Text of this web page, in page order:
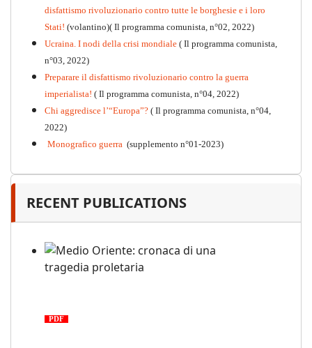
disfattismo rivoluzionario contro tutte le borghesie e i loro
Stati! (volantino)( Il programma comunista, n°02, 2022)
Ucraina. I nodi della crisi mondiale ( Il programma comunista,
n°03, 2022)
Preparare il disfattismo rivoluzionario contro la guerra
imperialista! ( Il programma comunista, n°04, 2022)
Chi aggredisce l’“Europa”? ( Il programma comunista, n°04,
2022)
Monografico guerra (supplemento n°01-2023)
RECENT PUBLICATIONS
PDF